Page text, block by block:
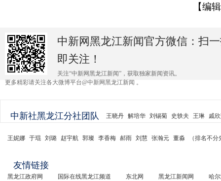
【编
中新网黑龙江新闻官方微信：扫
即关注！
关注“中新网黑龙江新闻”，获取独家新闻资讯。
更多精彩请关注各大微博平台@中新网黑龙江新闻 。
中新社黑龙江分社团队 王晓丹 解培华 刘锡菊 史轶夫 王琳 戚
王妮娜 于琨 刘璐 赵宇航 郭璨 李香梅 郝雨 刘慧 张瀚元 董淼 （排名不
友情链接
黑龙江政府网 国际在线黑龙江频道 东北网 黑龙江新闻网
哈